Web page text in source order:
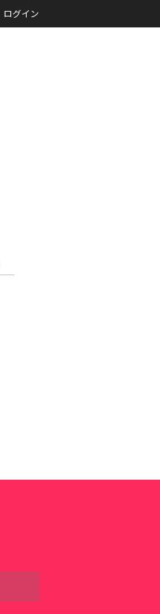
ログイン